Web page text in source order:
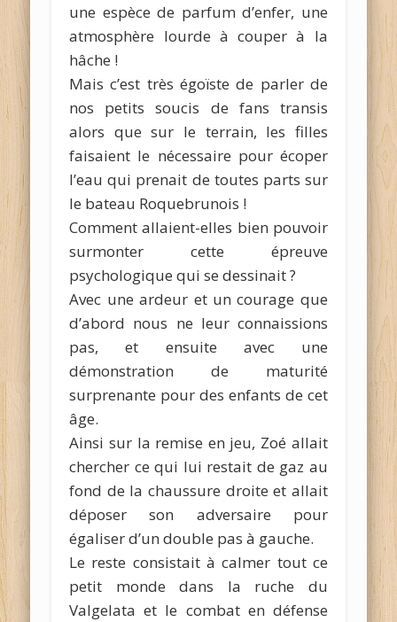
une espèce de parfum d’enfer, une
atmosphère lourde à couper à la
hâche !
Mais c’est très égoïste de parler de
nos petits soucis de fans transis
alors que sur le terrain, les filles
faisaient le nécessaire pour écoper
l’eau qui prenait de toutes parts sur
le bateau Roquebrunois !
Comment allaient-elles bien pouvoir
surmonter cette épreuve
psychologique qui se dessinait ?
Avec une ardeur et un courage que
d’abord nous ne leur connaissions
pas, et ensuite avec une
démonstration de maturité
surprenante pour des enfants de cet
âge.
Ainsi sur la remise en jeu, Zoé allait
chercher ce qui lui restait de gaz au
fond de la chaussure droite et allait
déposer son adversaire pour
égaliser d’un double pas à gauche.
Le reste consistait à calmer tout ce
petit monde dans la ruche du
Valgelata et le combat en défense